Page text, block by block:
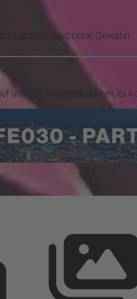
Location sind ohne Gewähr!
unserer Webseite nutzen zu